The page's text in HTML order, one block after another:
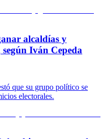
alcaldías y
Iván Cepeda
que su grupo político se
electorales.